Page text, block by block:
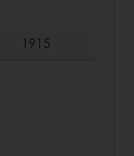
1915